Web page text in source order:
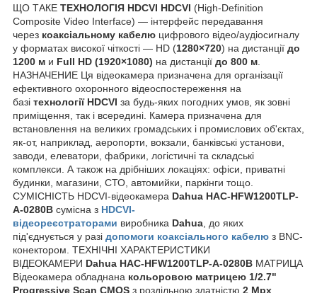
ЩО ТАКЕ ТЕХНОЛОГІЯ HDCVI HDCVI (High-Definition
Composite Video Interface) — інтерфейс передавання
через коаксіальному кабелю цифрового відео/аудіосигналу
у форматах високої чіткості — HD (1280×720) на дистанції до
1200 м и Full HD (1920×1080) на дистанції до 800 м.
НАЗНАЧЕНИЕ Ця відеокамера призначена для організації
ефективного охоронного відеоспостереження на
базі технології HDCVI за будь-яких погодних умов, як зовні
приміщення, так і всередині. Камера призначена для
встановлення на великих громадських і промислових об'єктах,
як-от, наприклад, аеропорти, вокзали, банківські установи,
заводи, елеватори, фабрики, логістичні та складські
комплекси. А також на дрібніших локаціях: офіси, приватні
будинки, магазини, СТО, автомийки, паркінги тощо.
СУМІСНІСТЬ HDCVI-відеокамера Dahua HAC-HFW1200TLP-
A-0280B сумісна з HDCVI-
відеореєстраторами виробника Dahua, до яких
під'єднується у разі допомоги коаксіального кабелю з BNC-
конектором. ТЕХНІЧНІ ХАРАКТЕРИСТИКИ
ВІДЕОКАМЕРИ Dahua HAC-HFW1200TLP-A-0280B МАТРИЦА
Відеокамера обладнана кольоровою матрицею 1/2.7"
Progressive Scan CMOS з роздільною здатністю 2 Mpx